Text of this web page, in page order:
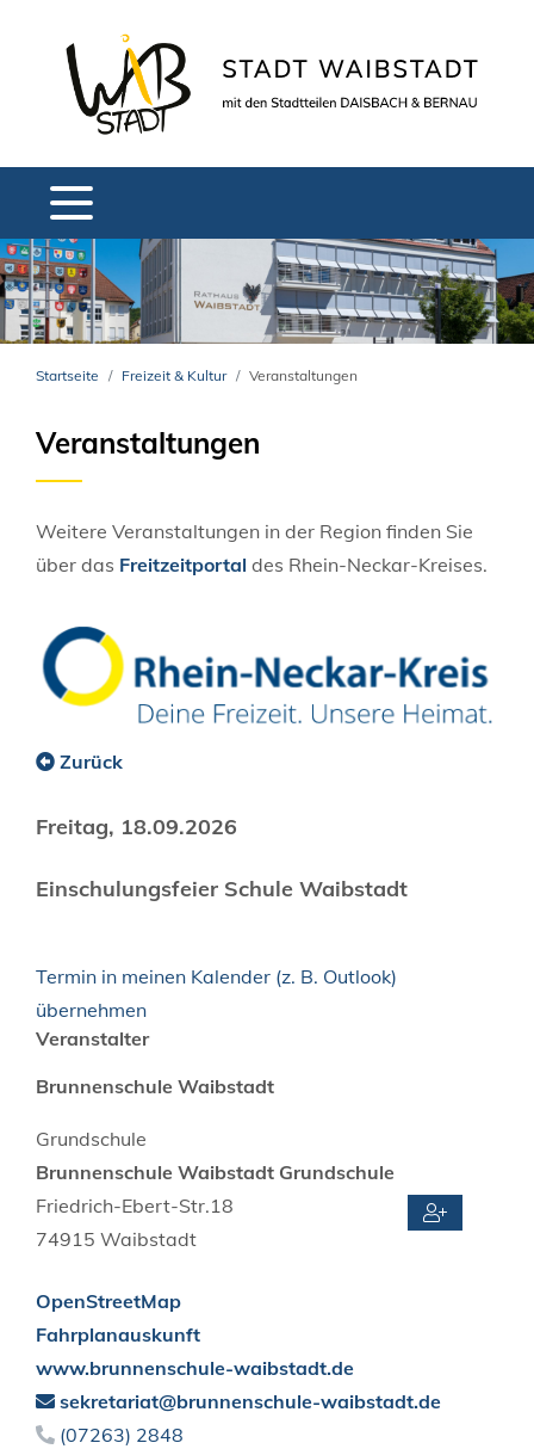
Startseite Freizeit & Kultur Veranstaltungen
Veranstaltungen
Weitere Veranstaltungen in der Region finden Sie
über das Freitzeitportal des Rhein-Neckar-Kreises.
Zurück
Freitag, 18.09.2026
Einschulungsfeier Schule Waibstadt
Termin in meinen Kalender (z. B. Outlook)
übernehmen
Veranstalter
Brunnenschule Waibstadt
Grundschule
Brunnenschule Waibstadt Grundschule
Friedrich-Ebert-Str.18
74915 Waibstadt
OpenStreetMap
Fahrplanauskunft
www.brunnenschule-waibstadt.de
sekretariat@brunnenschule-waibstadt.de
(07263) 2848